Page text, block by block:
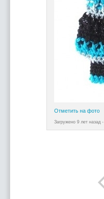
Отметить на фото
Загружено 9 лет назад -